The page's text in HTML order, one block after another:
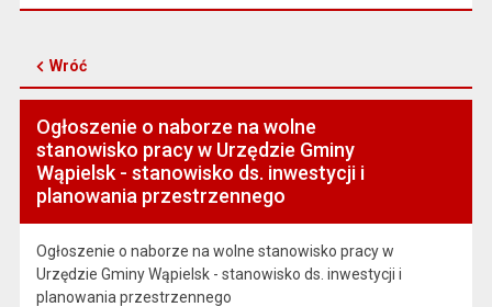
Wróć
Ogłoszenie o naborze na wolne
stanowisko pracy w Urzędzie Gminy
Wąpielsk - stanowisko ds. inwestycji i
planowania przestrzennego
Ogłoszenie o naborze na wolne stanowisko pracy w
Urzędzie Gminy Wąpielsk - stanowisko ds. inwestycji i
planowania przestrzennego